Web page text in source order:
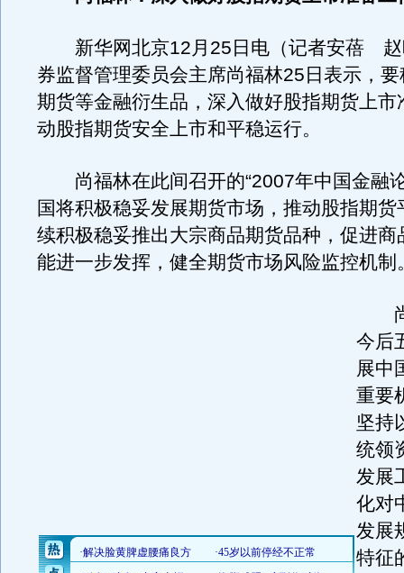
新华网北京12月25日电（记者安蓓 赵
券监督管理委员会主席尚福林25日表示，
期货等金融衍生品，深入做好股指期货上市
动股指期货安全上市和平稳运行。
尚福林在此间召开的“2007年中国金融
国将积极稳妥发展期货市场，推动股指期货
续积极稳妥推出大宗商品期货品种，促进商
能进一步发挥，健全期货市场风险监控机制
尚
今后
展中
重要
坚持
统领
发展
化对
发展
特征